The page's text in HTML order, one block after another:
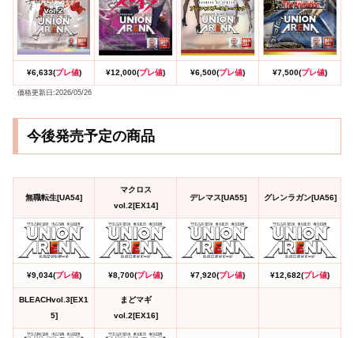
¥6,633(プレ値) ¥12,000(プレ値) ¥6,500(プレ値) ¥7,500(プレ値)
価格更新日:2026/05/26
今後発売予定の商品
無職転生[UA54]
マクロス
vol.2[EX14]
デレマス[UA55] グレンラガン[UA56]
¥9,034(プレ値) ¥8,700(プレ値) ¥7,920(プレ値) ¥12,682(プレ値)
BLEACHvol.3[EX1
5]
まどマギ
vol.2[EX16]